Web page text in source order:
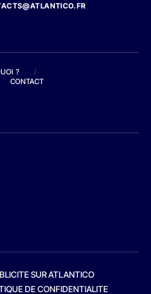
?
/
CONTACT
SUR ATLANTICO
DE CONFIDENTIALITE